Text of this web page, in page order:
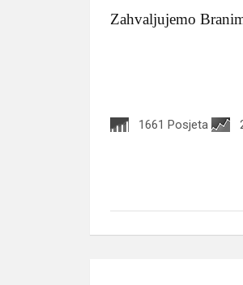
Zahvaljujemo
1661 Posjeta